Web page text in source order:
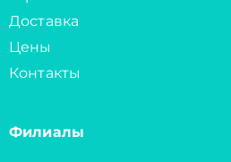
Доставка
Цены
Контакты
Филиалы